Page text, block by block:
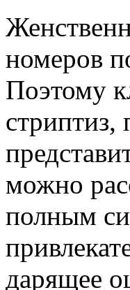
номеров
Поэтому
можно
полным
дарящее